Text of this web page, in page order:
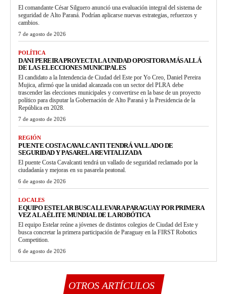
El comandante César Silguero anunció una evaluación integral del sistema de
seguridad de Alto Paraná. Podrían aplicarse nuevas estrategias, refuerzos y
cambios.
7 de agosto de 2026
POLÍTICA
DANI PEREIRA PROYECTA LA UNIDAD OPOSITORA MÁS ALLÁ
DE LAS ELECCIONES MUNICIPALES
El candidato a la Intendencia de Ciudad del Este por Yo Creo, Daniel Pereira
Mujica, afirmó que la unidad alcanzada con un sector del PLRA debe
trascender las elecciones municipales y convertirse en la base de un proyecto
político para disputar la Gobernación de Alto Paraná y la Presidencia de la
República en 2028.
7 de agosto de 2026
REGIÓN
PUENTE COSTA CAVALCANTI TENDRÁ VALLADO DE
SEGURIDAD Y PASARELA REVITALIZADA
El puente Costa Cavalcanti tendrá un vallado de seguridad reclamado por la
ciudadanía y mejoras en su pasarela peatonal.
6 de agosto de 2026
LOCALES
EQUIPO ESTELAR BUSCA LLEVAR A PARAGUAY POR PRIMERA
VEZ A LA ÉLITE MUNDIAL DE LA ROBÓTICA
El equipo Estelar reúne a jóvenes de distintos colegios de Ciudad del Este y
busca concretar la primera participación de Paraguay en la FIRST Robotics
Competition.
6 de agosto de 2026
OTROS ARTÍCULOS